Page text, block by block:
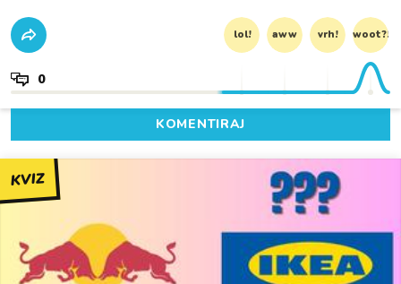
lol! aww vrh! woot?!
0
KOMENTIRAJ
KVIZ